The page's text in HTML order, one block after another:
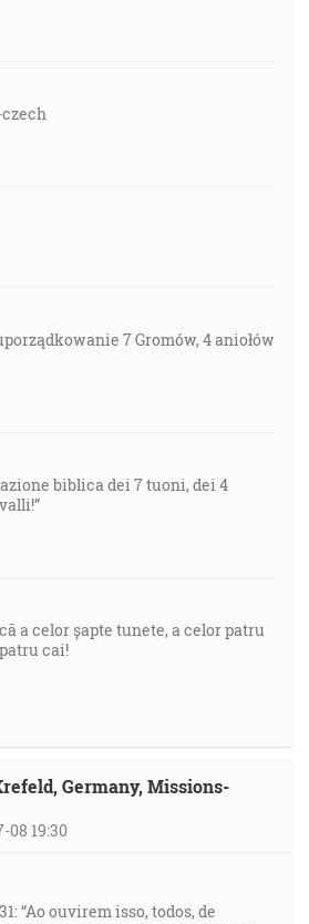
czech
7 Gromów, 4 aniołów
biblica dei 7 tuoni, dei 4
a celor șapte tunete, a celor patru
cai!
Germany, Missions-
08 19:30
“Ao ouvirem isso, todos, de